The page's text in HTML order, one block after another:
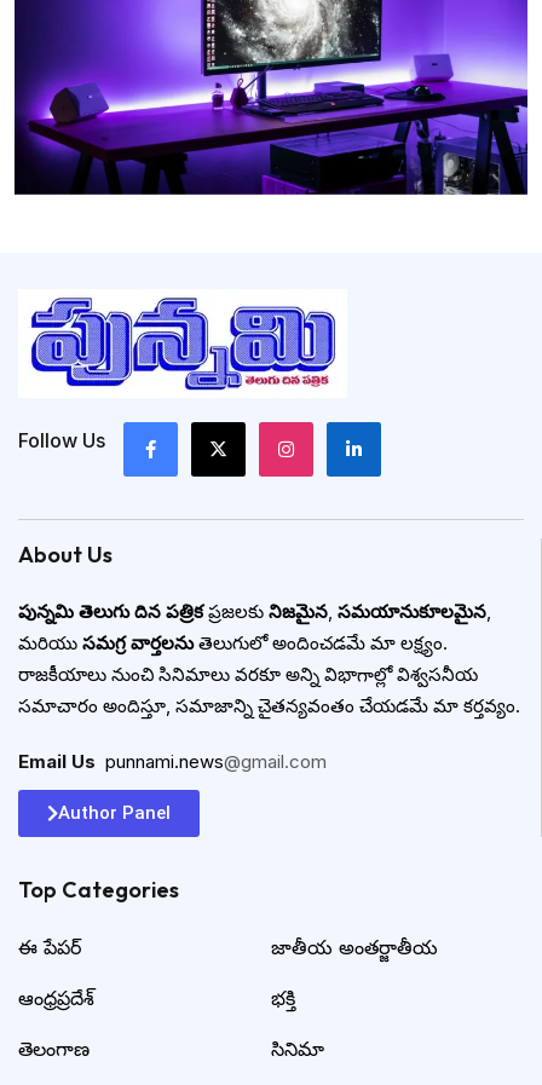
Follow Us
About Us
పున్నమి తెలుగు దిన పత్రికప్రజలకు నిజమైన, సమయానుకూలమైన,
మరియు సమగ్ర వార్తలనుతెలుగులో అందించడమే మా లక్ష్యం.
రాజకీయాలు నుంచి సినిమాలు వరకూ అన్ని విభాగాల్లో విశ్వసనీయ
సమాచారం అందిస్తూ, సమాజాన్ని చైతన్యవంతం చేయడమే మా కర్తవ్యం.
Email Us punnami.news@gmail.com
Author Panel
Top Categories​
ఈ పేపర్
ఆంధ్రప్రదేశ్
తెలంగాణ
జాతీయ అంతర్జాతీయ
భక్తి
సినిమా